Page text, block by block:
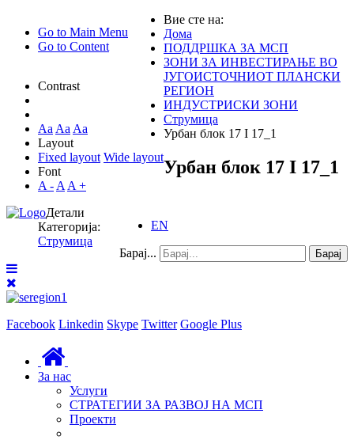
Go to Main Menu
Go to Content
Contrast
Aa Aa Aa
Layout
Fixed layout Wide layout
Font
A - A A +
EN
Барај... Барај
Facebook Linkedin Skype Twitter Google Plus
За нас
Услуги
СТРАТЕГИИ ЗА РАЗВОЈ НА МСП
Проекти
Вие сте на:
Дома
ПОДДРШКА ЗА МСП
ЗОНИ ЗА ИНВЕСТИРАЊЕ ВО
ЈУГОИСТОЧНИОТ ПЛАНСКИ
РЕГИОН
ИНДУСТРИСКИ ЗОНИ
Струмица
Урбан блок 17 I 17_1
Урбан блок 17 I 17_1
Детали
Категорија:
Струмица